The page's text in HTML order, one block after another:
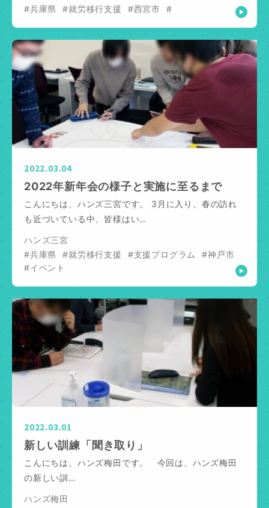
#兵庫県
#就労移行支援 #西宮市 #
2022.03.04
2022年新年会の様子と実施に至るまで
こんにちは、ハンズ三宮です。 3月に入り、春の訪れ
も近づいている中、皆様はい…
ハンズ三宮
#兵庫県
#就労移行支援 #支援プログラム
#神戸市
#イベント
2022.03.01
新しい訓練「聞き取り」
こんにちは、ハンズ梅田です。 今回は、ハンズ梅田
の新しい訓…
ハンズ梅田